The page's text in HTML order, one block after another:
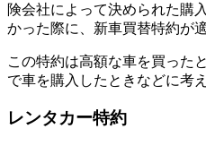
険会社によって決められた購
かった際に、新車買替特約が
この特約は高額な車を買った
で車を購入したときなどに考
レンタカー特約